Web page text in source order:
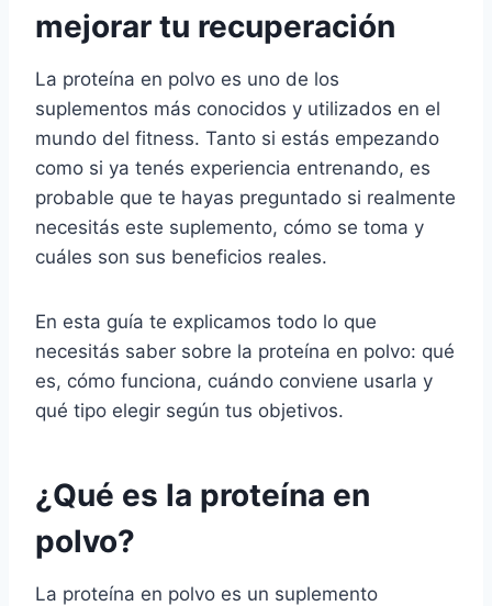
mejorar tu recuperación
La proteína en polvo es uno de los
suplementos más conocidos y utilizados en el
mundo del fitness. Tanto si estás empezando
como si ya tenés experiencia entrenando, es
probable que te hayas preguntado si realmente
necesitás este suplemento, cómo se toma y
cuáles son sus beneficios reales.
En esta guía te explicamos todo lo que
necesitás saber sobre la proteína en polvo: qué
es, cómo funciona, cuándo conviene usarla y
qué tipo elegir según tus objetivos.
¿Qué es la proteína en
polvo?
La proteína en polvo es un suplemento